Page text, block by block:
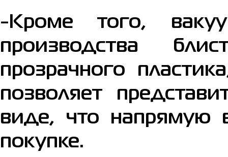
-Кроме того,
производства
прозрачного
позволяет
виде, что напрямую
покупке.